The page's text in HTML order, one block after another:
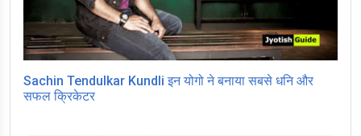
Sachin Tendulkar Kundli इन योगो ने बनाया सबसे धनि और
सफल क्रिकेटर